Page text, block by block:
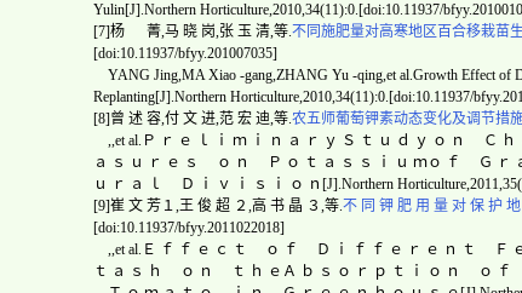
Yulin[J].Northern Horticulture,2010,34(11):0.[doi:10.11937/
[7]杨 菁,马 晓 岗,张 玉 清,等.不同施肥量对高寒地区百合移栽苗
[doi:10.11937/bfyy.201007035]
YANG Jing,MA Xiao -gang,ZHANG Yu -qing,et al.Growth Effect of
Replanting[J].Northern Horticulture,2010,34(11):0.[doi:10.11937/
[8]曾 述 容,付 文 进,范 宏 迪,等.农五师葡萄钾素动态变化及调节措
,,et al.Ｐ ｒ ｅ ｌ ｉ ｍ ｉ ｎ ａ ｒ ｙ Ｓ ｔ ｕ ｄ ｙ ｏ ｎ
ａ ｓ ｕ ｒ ｅ ｓ ｏ ｎ Ｐ ｏ ｔ ａ ｓ ｓ ｉ ｕ ｍｏ ｆ Ｇ
ｕ ｒ ａ ｌ Ｄ ｉ ｖ ｉ ｓ ｉ ｏ ｎ[J].Northern
[9]崔 文 芳１,王 俊 超 ２,高 书 晶 ３,等.不 同 钾 肥 用 量 对 保 护
[doi:10.11937/bfyy.2011022018]
,,et al.Ｅ ｆ ｆ ｅ ｃ ｔ ｏ ｆ Ｄ ｉ ｆ ｆ ｅ ｒ ｅ ｎ ｔ Ｆ
ｔ ａ ｓ ｈ ｏ ｎ ｔ ｈ ｅＡ ｂ ｓ ｏ ｒ ｐ ｔ ｉ ｏ ｎ ｏ